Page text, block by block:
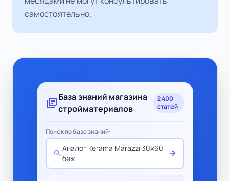
самостоятельно.
library_booksБаза знаний магазина
стройматериалов
2 400
статей
Поиск по базе знаний:
searchАналог Kerama Marazzi 30x60
беж
arrow_forward